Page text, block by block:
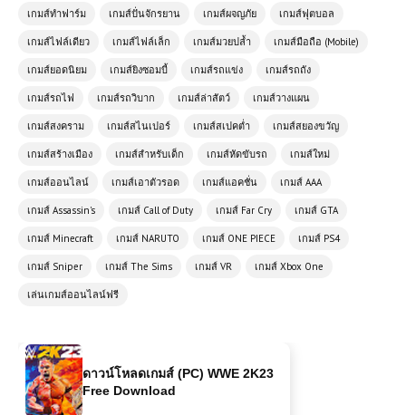
เกมส์ทำฟาร์ม เกมส์ปั่นจักรยาน เกมส์ผจญภัย เกมส์ฟุตบอล
เกมส์ไฟล์เดียว เกมส์ไฟล์เล็ก เกมส์มวยปล้ำ เกมส์มือถือ (Mobile)
เกมส์ยอดนิยม เกมส์ยิงซอมบี้ เกมส์รถแข่ง เกมส์รถถัง
เกมส์รถไฟ เกมส์รถวิบาก เกมส์ล่าสัตว์ เกมส์วางแผน
เกมส์สงคราม เกมส์สไนเปอร์ เกมส์สเปคต่ำ เกมส์สยองขวัญ
เกมส์สร้างเมือง เกมส์สำหรับเด็ก เกมส์หัดขับรถ เกมส์ใหม่
เกมส์ออนไลน์ เกมส์เอาตัวรอด เกมส์แอคชั่น เกมส์ AAA
เกมส์ Assassin's เกมส์ Call of Duty เกมส์ Far Cry เกมส์ GTA
เกมส์ Minecraft เกมส์ NARUTO เกมส์ ONE PIECE เกมส์ PS4
เกมส์ Sniper เกมส์ The Sims เกมส์ VR เกมส์ Xbox One
เล่นเกมส์ออนไลน์ฟรี
ภาค 2 | 46 GB
แอ็คชั่นต่อสู้บนหลังคาสุดมันส์
เกมส์ออนไลน์ฟรี King of Fighters
นักสู้ในตำนาน
เกมส์ออนไลน์ฟรี Highway Moto –